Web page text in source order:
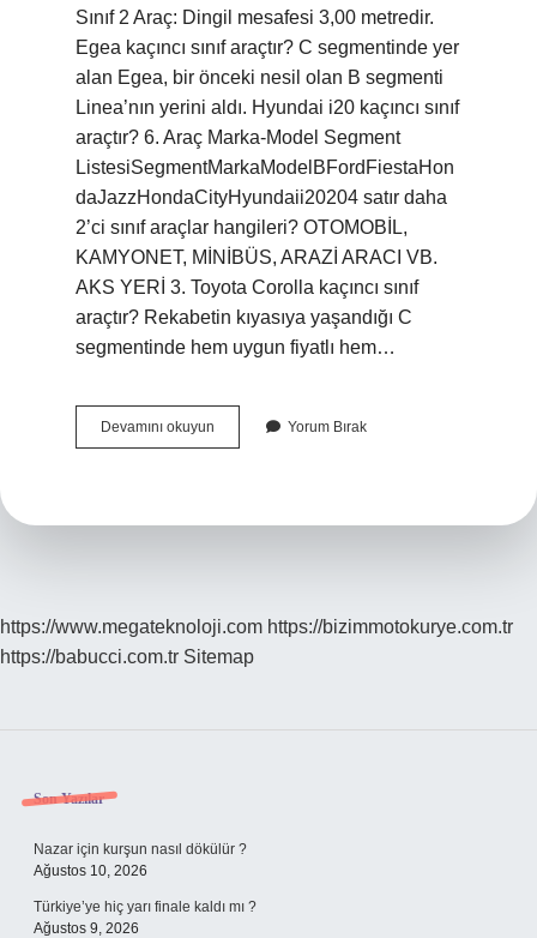
Sınıf 2 Araç: Dingil mesafesi 3,00 metredir.
Egea kaçıncı sınıf araçtır? C segmentinde yer
alan Egea, bir önceki nesil olan B segmenti
Linea’nın yerini aldı. Hyundai i20 kaçıncı sınıf
araçtır? 6. Araç Marka-Model Segment
ListesiSegmentMarkaModelBFordFiestaHon
daJazzHondaCityHyundaii20204 satır daha
2’ci sınıf araçlar hangileri? OTOMOBİL,
KAMYONET, MİNİBÜS, ARAZİ ARACI VB.
AKS YERİ 3. Toyota Corolla kaçıncı sınıf
araçtır? Rekabetin kıyasıya yaşandığı C
segmentinde hem uygun fiyatlı hem…
Devamını okuyun
Arabalar
Yorum Bırak
https://www.megateknoloji.com https://bizimmotokurye.com.tr
https://babucci.com.tr Sitemap
Sidebar
Son Yazılar
Nazar için kurşun nasıl dökülür ?
Ağustos 10, 2026
Türkiye’ye hiç yarı finale kaldı mı ?
Ağustos 9, 2026